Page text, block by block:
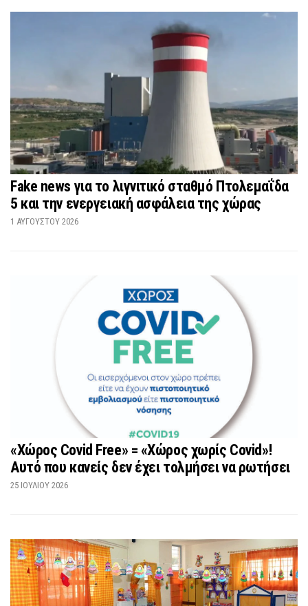
Fake news για το λιγνιτικό σταθμό Πτολεμαΐδα
5 και την ενεργειακή ασφάλεια της χώρας
1 ΑΥΓΟΎΣΤΟΥ 2026
«Χώρος Covid Free» = «Χώρος χωρίς Covid»!
Αυτό που κανείς δεν έχει τολμήσει να ρωτήσει
25 ΙΟΥΛΊΟΥ 2026